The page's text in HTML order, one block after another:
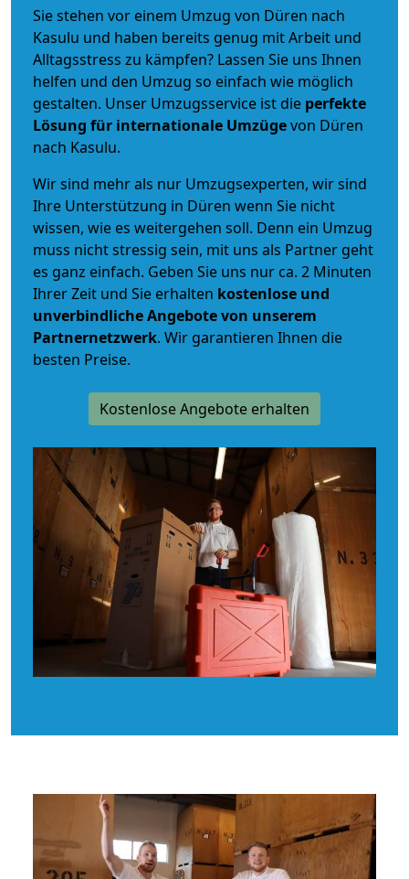
Sie stehen vor einem Umzug von Düren nach
Kasulu und haben bereits genug mit Arbeit und
Alltagsstress zu kämpfen? Lassen Sie uns Ihnen
helfen und den Umzug so einfach wie möglich
gestalten. Unser Umzugsservice ist die perfekte
Lösung für internationale Umzügevon Düren
nach Kasulu.
Wir sind mehr als nur Umzugsexperten, wir sind
Ihre Unterstützung in Düren wenn Sie nicht
wissen, wie es weitergehen soll. Denn ein Umzug
muss nicht stressig sein, mit uns als Partner geht
es ganz einfach. Geben Sie uns nur ca. 2 Minuten
Ihrer Zeit und Sie erhalten kostenlose und
unverbindlicheAngebote von unserem
Partnernetzwerk. Wir garantieren Ihnen die
besten Preise.
Kostenlose Angebote erhalten